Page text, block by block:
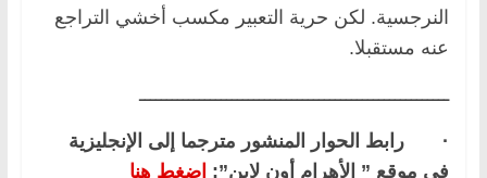
النرجسية. لكن حرية التعبير مكسب أخشي التراجع
عنه مستقبلا.
ـــــــــــــــــــــــــــــــــــــــــــــــــــــــــ
· رابط الحوار المنشور مترجما إلى الإنجليزية
في موقع ” الأهرام أون لاين”: اضغط هنا